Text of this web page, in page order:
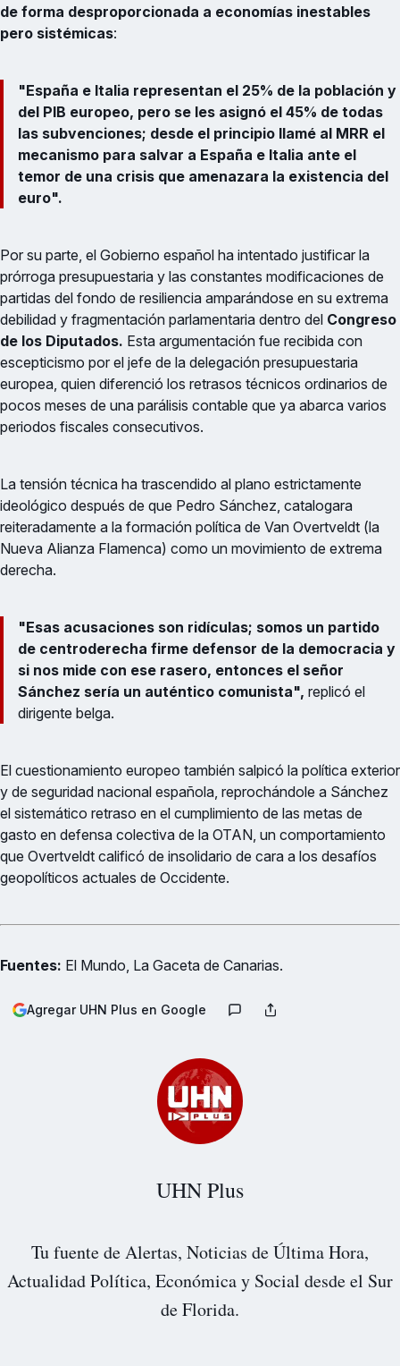
de forma desproporcionada a economías inestables
pero sistémicas:
"España e Italia representan el 25% de la población y
del PIB europeo, pero se les asignó el 45% de todas
las subvenciones; desde el principio llamé al MRR el
mecanismo para salvar a España e Italia ante el
temor de una crisis que amenazara la existencia del
euro".
Por su parte, el Gobierno español ha intentado justificar la
prórroga presupuestaria y las constantes modificaciones de
partidas del fondo de resiliencia amparándose en su extrema
debilidad y fragmentación parlamentaria dentro del Congreso
de los Diputados. Esta argumentación fue recibida con
escepticismo por el jefe de la delegación presupuestaria
europea, quien diferenció los retrasos técnicos ordinarios de
pocos meses de una parálisis contable que ya abarca varios
periodos fiscales consecutivos.
La tensión técnica ha trascendido al plano estrictamente
ideológico después de que Pedro Sánchez, catalogara
reiteradamente a la formación política de Van Overtveldt (la
Nueva Alianza Flamenca) como un movimiento de extrema
derecha.
"Esas acusaciones son ridículas; somos un partido
de centroderecha firme defensor de la democracia y
si nos mide con ese rasero, entonces el señor
Sánchez sería un auténtico comunista", replicó el
dirigente belga.
El cuestionamiento europeo también salpicó la política exterior
y de seguridad nacional española, reprochándole a Sánchez
el sistemático retraso en el cumplimiento de las metas de
gasto en defensa colectiva de la OTAN, un comportamiento
que Overtveldt calificó de insolidario de cara a los desafíos
geopolíticos actuales de Occidente.
Fuentes: El Mundo, La Gaceta de Canarias.
Agregar UHN Plus en Google
UHN Plus
Tu fuente de Alertas, Noticias de Última Hora,
Actualidad Política, Económica y Social desde el Sur
de Florida.